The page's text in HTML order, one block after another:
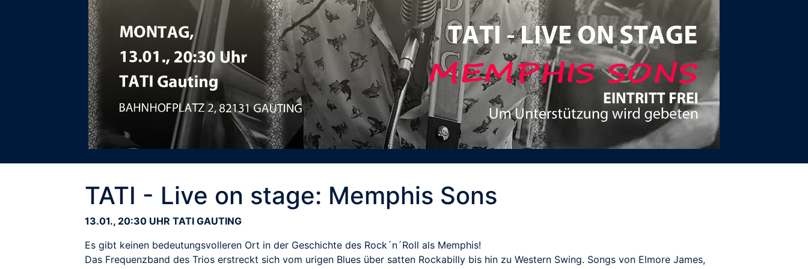
TATI - Live on stage: Memphis Sons
13.01., 20:30 UHR TATI GAUTING
Es gibt keinen bedeutungsvolleren Ort in der Geschichte des Rock´n´Roll als Memphis!
Das Frequenzband des Trios erstreckt sich vom urigen Blues über satten Rockabilly bis hin zu Western Swing. Songs von Elmore James,